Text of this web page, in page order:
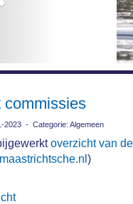
commissies
2023 - Categorie: Algemeen
overzicht van
)